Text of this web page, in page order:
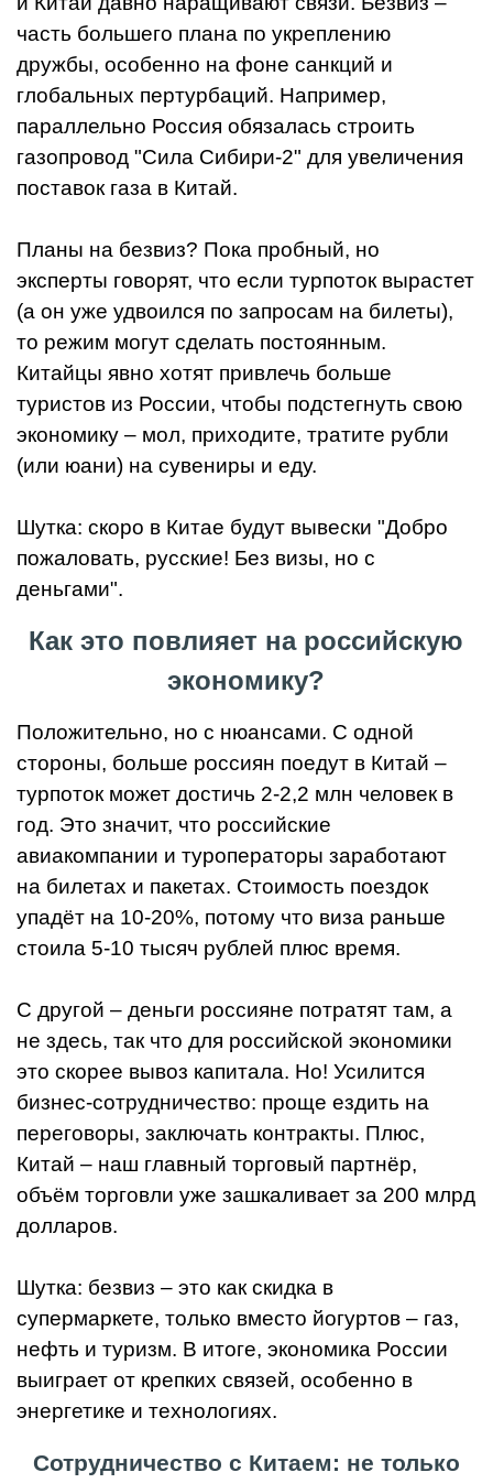
часть большего плана по укреплению
дружбы, особенно на фоне санкций и
глобальных пертурбаций. Например,
параллельно Россия обязалась строить
газопровод "Сила Сибири-2" для увеличения
поставок газа в Китай.
Планы на безвиз? Пока пробный, но
эксперты говорят, что если турпоток вырастет
(а он уже удвоился по запросам на билеты),
то режим могут сделать постоянным.
Китайцы явно хотят привлечь больше
туристов из России, чтобы подстегнуть свою
экономику – мол, приходите, тратите рубли
(или юани) на сувениры и еду.
Шутка: скоро в Китае будут вывески "Добро
пожаловать, русские! Без визы, но с
деньгами".
Как это повлияет на российскую
экономику?
Положительно, но с нюансами. С одной
стороны, больше россиян поедут в Китай –
турпоток может достичь 2-2,2 млн человек в
год. Это значит, что российские
авиакомпании и туроператоры заработают
на билетах и пакетах. Стоимость поездок
упадёт на 10-20%, потому что виза раньше
стоила 5-10 тысяч рублей плюс время.
С другой – деньги россияне потратят там, а
не здесь, так что для российской экономики
это скорее вывоз капитала. Но! Усилится
бизнес-сотрудничество: проще ездить на
переговоры, заключать контракты. Плюс,
Китай – наш главный торговый партнёр,
объём торговли уже зашкаливает за 200 млрд
долларов.
Шутка: безвиз – это как скидка в
супермаркете, только вместо йогуртов – газ,
нефть и туризм. В итоге, экономика России
выиграет от крепких связей, особенно в
энергетике и технологиях.
Сотрудничество с Китаем: не только